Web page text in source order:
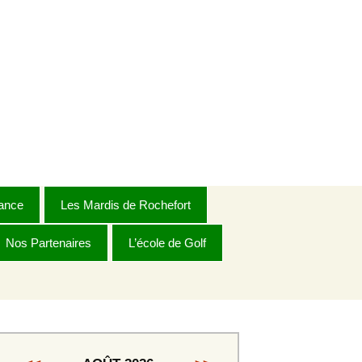
Les Mardis de Rochefort
Règlement 2026
Messieurs 1ère série
Nos Partenaires L’école de Golf